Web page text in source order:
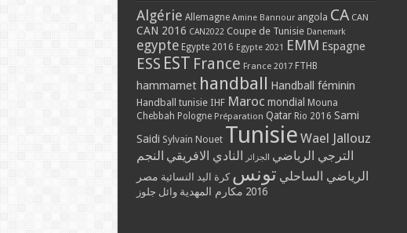
Algérie Allemagne Amine Bannour angola CA CAN
CAN 2016 CAN2022 Coupe de Tunisie Danemark
egypte Egypte 2016 Egypte 2021 EMM Espagne
ESS EST France France 2017 FTHB
hammamet handball Handball féminin
Handball tunisie IHF Maroc mondial Mouna
Chebbah Pologne Préparation Qatar Rio 2016 Sami
Saidi Sylvain Nouet Tunisie Wael Jallouz
الترجي الرياضي الجزائر النادي الافريقي النجم
الرياضي الساحلي تونس كرة اليد النسائية مصر
2016 مكارم المهدية وائل جلوز